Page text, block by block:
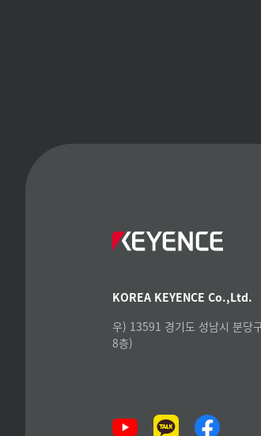
KOREA KEYENCE Co.,Ltd.
우) 13591 경기도 성남시 분당
8층)